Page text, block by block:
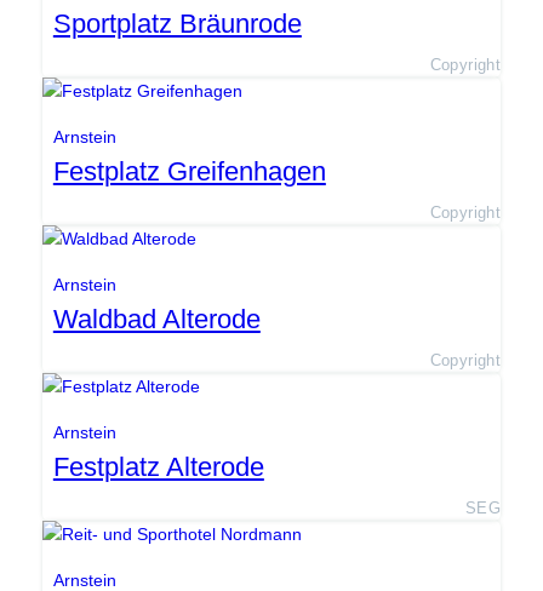
Sportplatz Bräunrode
Copyright
Arnstein
Festplatz Greifenhagen
Copyright
Arnstein
Waldbad Alterode
Copyright
Arnstein
Festplatz Alterode
SEG
Arnstein